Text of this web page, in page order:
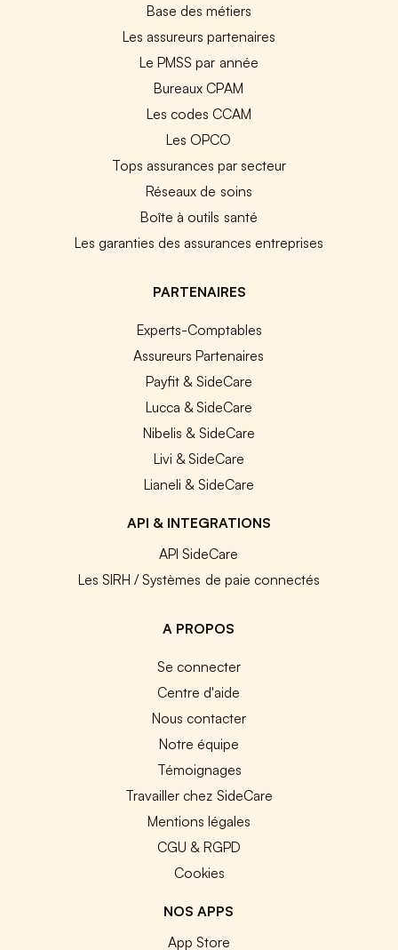
Base des métiers
Les assureurs partenaires
Le PMSS par année
Bureaux CPAM
Les codes CCAM
Les OPCO
Tops assurances par secteur
Réseaux de soins
Boîte à outils santé
Les garanties des assurances entreprises
PARTENAIRES
Experts-Comptables
Assureurs Partenaires
Payfit & SideCare
Lucca & SideCare
Nibelis & SideCare
Livi & SideCare
Lianeli & SideCare
API & INTEGRATIONS
API SideCare
Les SIRH / Systèmes de paie connectés
A PROPOS
Se connecter
Centre d'aide
Nous contacter
Notre équipe
Témoignages
Travailler chez SideCare
Mentions légales
CGU & RGPD
Cookies
NOS APPS
App Store